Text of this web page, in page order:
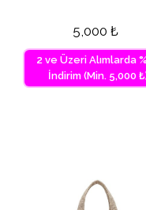
5,000 ₺
2 ve Üzeri Alımlarda
İndirim (Min. 5,000